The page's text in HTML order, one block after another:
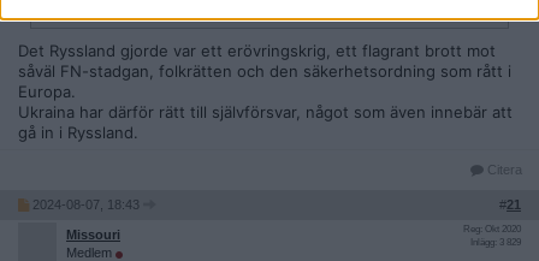
Det Ryssland gjorde var ett erövringskrig, ett flagrant brott mot
såväl FN-stadgan, folkrätten och den säkerhetsordning som rått i
Europa.
Ukraina har därför rätt till självförsvar, något som även innebär att
gå in i Ryssland.
Citera
2024-08-07, 18:43 #21
Missouri
Medlem
Reg: Okt 2020
Inlägg: 3 829